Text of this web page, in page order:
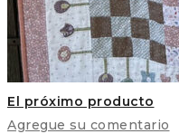
El próximo producto
Agregue su comentario